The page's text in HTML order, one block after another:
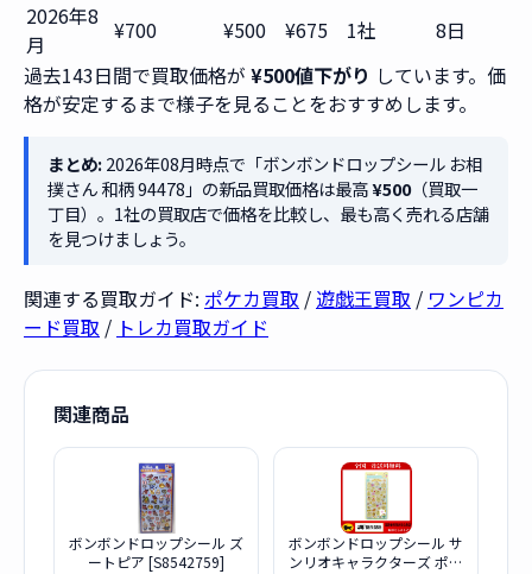
2026年8
月
¥700 ¥500 ¥675 1社
8日
過去143日間で買取価格が ¥500値下がり しています。価
格が安定するまで様子を見ることをおすすめします。
まとめ:2026年08月時点で「ボンボンドロップシール お相
撲さん 和柄 94478」の新品買取価格は最高¥500（買取一
丁目）。1社の買取店で価格を比較し、最も高く売れる店舗
を見つけましょう。
関連する買取ガイド: ポケカ買取 / 遊戯王買取 / ワンピカ
ード買取 / トレカ買取ガイド
関連商品
ボンボンドロップシール ズ
ートピア [S8542759]
ボンボンドロップシール サ
ンリオキャラクターズ ポム